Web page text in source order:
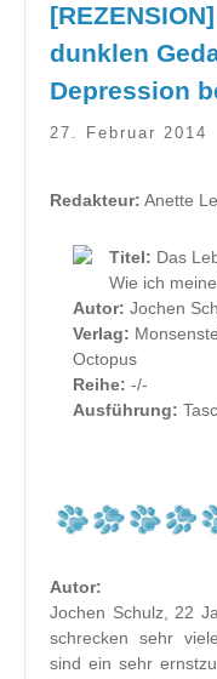
dunklen
Depression
27. Februar 2014
Redakteur: Anette
Titel: Das
Wie ich
Autor: Jochen
Verlag:
Octopus
Reihe: -/-
Ausführung:
Autor:
Jochen Schulz, 22
schrecken sehr
sind ein sehr